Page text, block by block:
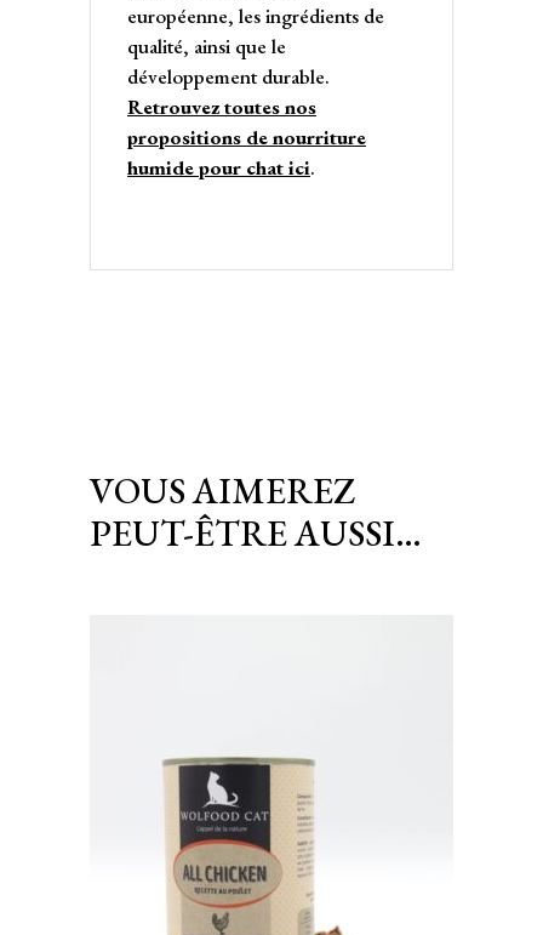
européenne, les ingrédients de
qualité, ainsi que le
développement durable.
Retrouvez toutes nos
propositions de nourriture
humide pour chat ici.
VOUS AIMEREZ
PEUT-ÊTRE AUSSI…